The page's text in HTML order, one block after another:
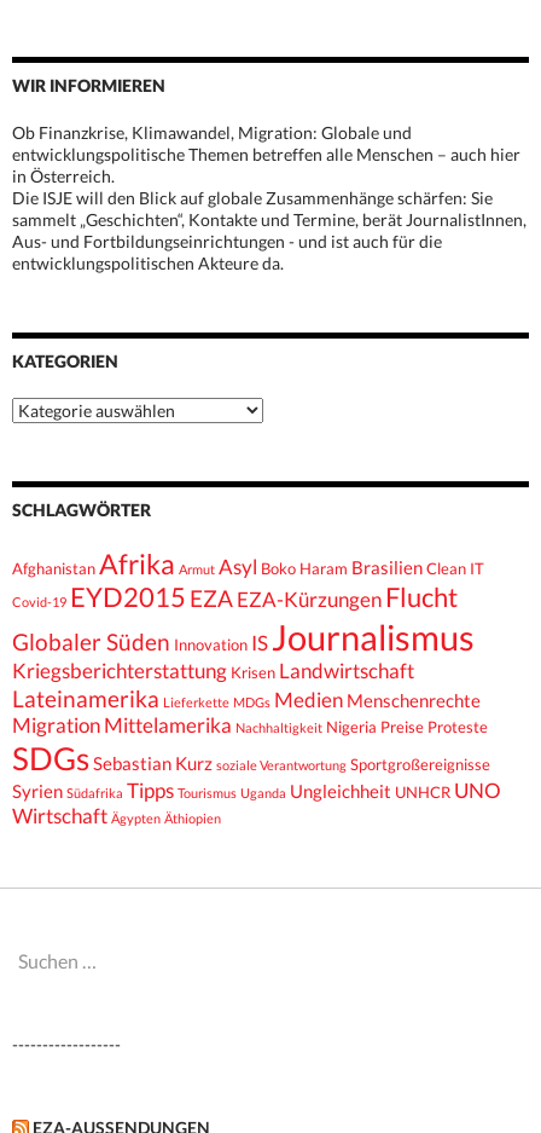
WIR INFORMIEREN
Ob Finanzkrise, Klimawandel, Migration: Globale und
entwicklungspolitische Themen betreffen alle Menschen – auch hier
in Österreich.
Die ISJE will den Blick auf globale Zusammenhänge schärfen: Sie
sammelt „Geschichten“, Kontakte und Termine, berät JournalistInnen,
Aus- und Fortbildungseinrichtungen - und ist auch für die
entwicklungspolitischen Akteure da.
KATEGORIEN
Kategorien
SCHLAGWÖRTER
AfghanistanAfrika Armut Asyl Boko Haram BrasilienClean IT
Covid-19 EYD2015 EZA EZA-Kürzungen Flucht
Globaler Süden Innovation IS Journalismus
Kriegsberichterstattung Krisen Landwirtschaft
Lateinamerika Lieferkette MDGs Medien Menschenrechte
Migration Mittelamerika Nachhaltigkeit Nigeria Preise Proteste
SDGsSebastian Kurz soziale Verantwortung Sportgroßereignisse
Syrien Südafrika Tipps Tourismus Uganda Ungleichheit UNHCR UNO
Wirtschaft Ägypten Äthiopien
Suchen
------------------
EZA-AUSSENDUNGEN